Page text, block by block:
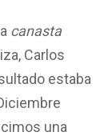
canasta
Carlos
estaba
una